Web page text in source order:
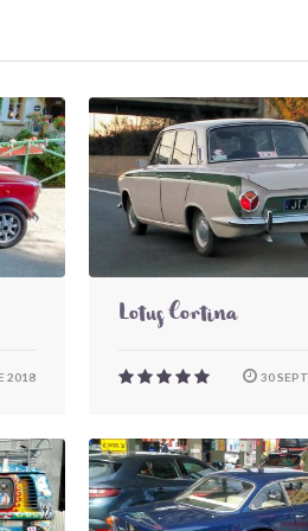
2018
Lotus Cortina
30